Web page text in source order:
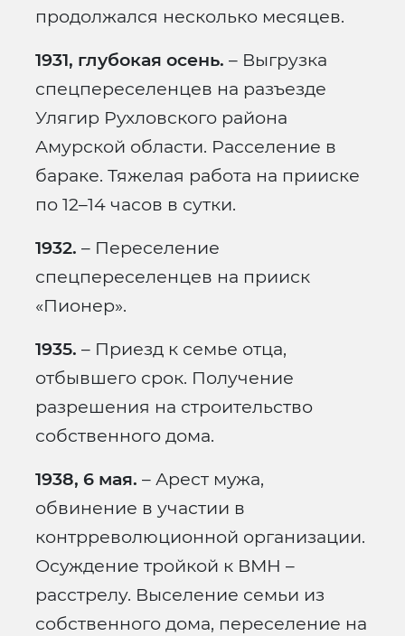
продолжался несколько месяцев.
1931, глубокая осень. – Выгрузка
спецпереселенцев на разъезде
Улягир Рухловского района
Амурской области. Расселение в
бараке. Тяжелая работа на прииске
по 12–14 часов в сутки.
1932. – Переселение
спецпереселенцев на прииск
«Пионер».
1935. – Приезд к семье отца,
отбывшего срок. Получение
разрешения на строительство
собственного дома.
1938, 6 мая. – Арест мужа,
обвинение в участии в
контрреволюционной организации.
Осуждение тройкой к ВМН –
расстрелу. Выселение семьи из
собственного дома, переселение на